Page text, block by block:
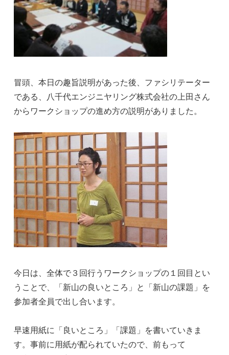
冒頭、本日の趣旨説明があった後、ファシリテーター
である、八千代エンジニヤリング株式会社の上田さん
からワークショップの進め方の説明がありました。
今日は、全体で３回行うワークショップの１回目とい
うことで、「新山の良いところ」と「新山の課題」を
参加者全員で出し合います。
早速用紙に「良いところ」「課題」を書いていきま
す。事前に用紙が配られていたので、前もって